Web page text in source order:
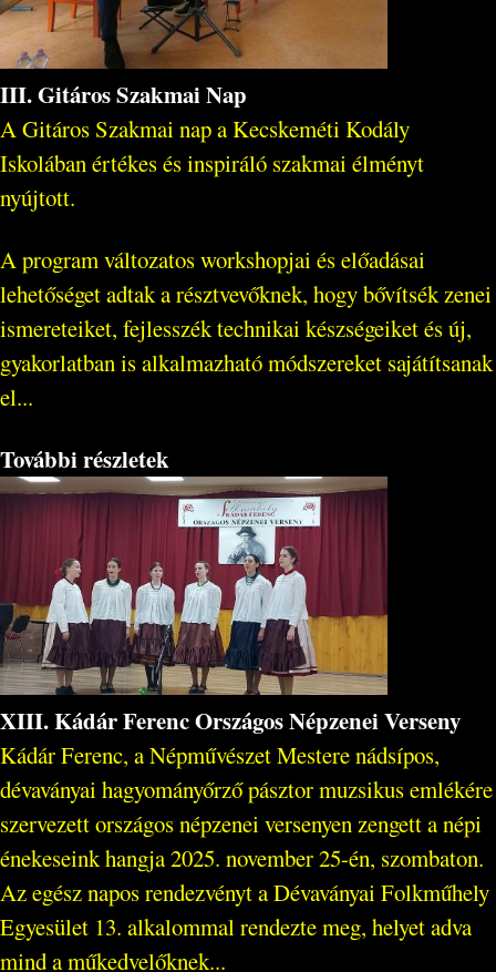
III. Gitáros Szakmai Nap
A Gitáros Szakmai nap a Kecskeméti Kodály
Iskolában értékes és inspiráló szakmai élményt
nyújtott.
A program változatos workshopjai és előadásai
lehetőséget adtak a résztvevőknek, hogy bővítsék zenei
ismereteiket, fejlesszék technikai készségeiket és új,
gyakorlatban is alkalmazható módszereket sajátítsanak
el...
További részletek
XIII. Kádár Ferenc Országos Népzenei Verseny
Kádár Ferenc, a Népművészet Mestere nádsípos,
dévaványai hagyományőrző pásztor muzsikus emlékére
szervezett országos népzenei versenyen zengett a népi
énekeseink hangja 2025. november 25-én, szombaton.
Az egész napos rendezvényt a Dévaványai Folkműhely
Egyesület 13. alkalommal rendezte meg, helyet adva
mind a műkedvelőknek...